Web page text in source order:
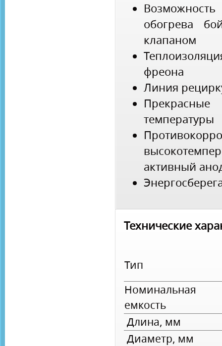
обогрева
клапаном
фреона
Линия
Прекрасные
температуры
активный
Технические
Тип
Номинальная
емкость
Длина, мм
Диаметр, мм